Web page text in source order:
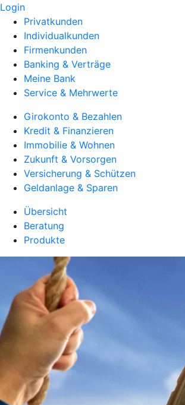
Login
Privatkunden
Individualkunden
Firmenkunden
Banking & Verträge
Meine Bank
Service & Mehrwerte
Girokonto & Bezahlen
Kredit & Finanzieren
Immobilie & Wohnen
Zukunft & Vorsorgen
Versicherung & Schützen
Geldanlage & Sparen
Übersicht
Beratung
Produkte